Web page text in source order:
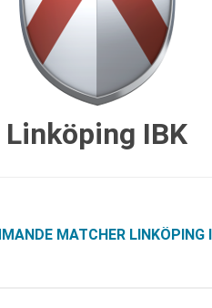
Linköping IBK
MATCHER LINKÖPING